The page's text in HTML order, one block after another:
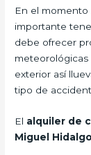
En el
importante
debe ofrecer
exterior así
tipo de
El alquiler de
Miguel Hidalgo